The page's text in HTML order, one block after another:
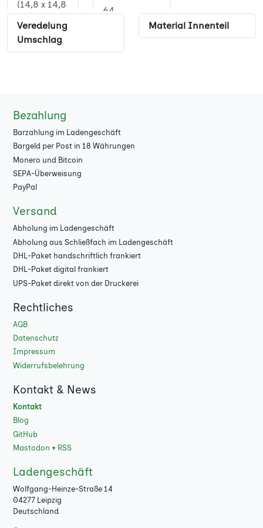
(14,8 x 14,8
Quadrat XL
64
84
100
104
108
148
Veredelung
Umschlag
Material Innenteil
Bezahlung
Barzahlung im Ladengeschäft
Bargeld per Post in 18 Währungen
Monero und Bitcoin
SEPA-Überweisung
PayPal
Versand
Abholung im Ladengeschäft
Abholung aus Schließfach im Ladengeschäft
DHL-Paket handschriftlich frankiert
DHL-Paket digital frankiert
UPS-Paket direkt von der Druckerei
Rechtliches
AGB
Datenschutz
Impressum
Widerrufsbelehrung
Kontakt & News
Kontakt
Blog
GitHub
Mastodon + RSS
Ladengeschäft
Wolfgang-Heinze-Straße 14
04277 Leipzig
Deutschland